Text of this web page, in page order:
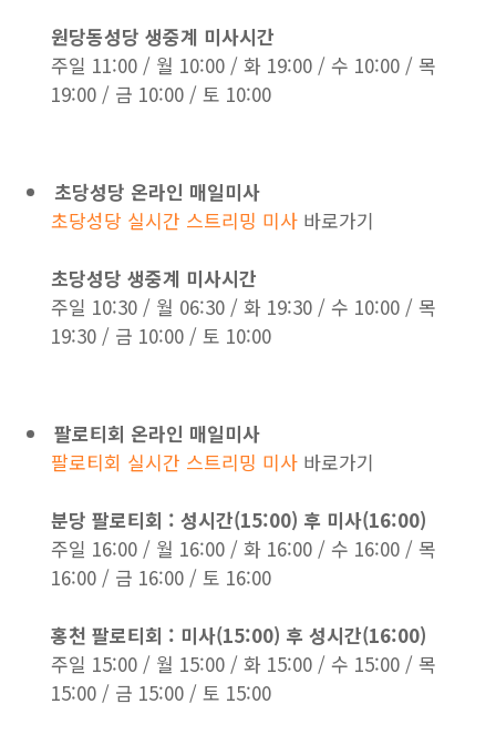
원당동성당 생중계 미사시간
주일 11:00 / 월 10:00 / 화 19:00 / 수 10:00 / 목
19:00 / 금 10:00 / 토 10:00
초당성당 온라인 매일미사
초당성당 실시간 스트리밍 미사 바로가기
초당성당 생중계 미사시간
주일 10:30 / 월 06:30 / 화 19:30 / 수 10:00 / 목
19:30 / 금 10:00 / 토 10:00
팔로티회 온라인 매일미사
팔로티회 실시간 스트리밍 미사 바로가기
분당 팔로티회 : 성시간(15:00) 후 미사(16:00)
주일 16:00 / 월 16:00 / 화 16:00 / 수 16:00 / 목
16:00 / 금 16:00 / 토 16:00
홍천 팔로티회 : 미사(15:00) 후 성시간(16:00)
주일 15:00 / 월 15:00 / 화 15:00 / 수 15:00 / 목
15:00 / 금 15:00 / 토 15:00